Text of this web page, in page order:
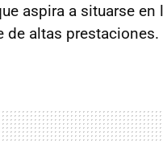
aspira a situarse en
de altas prestaciones.